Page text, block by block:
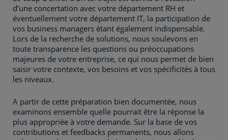
d’une concertation avec votre département RH et
éventuellement votre département IT, la participation de
vos business managers étant également indispensable.
Lors de la recherche de solutions, nous soulevons en
toute transparence les questions ou préoccupations
majeures de votre entreprise, ce qui nous permet de bien
saisir votre contexte, vos besoins et vos spécificités à tous
les niveaux.
A partir de cette préparation bien documentée, nous
examinons ensemble quelle pourrait être la réponse la
plus appropriée à votre demande. Sur la base de vos
contributions et feedbacks permanents, nous allons